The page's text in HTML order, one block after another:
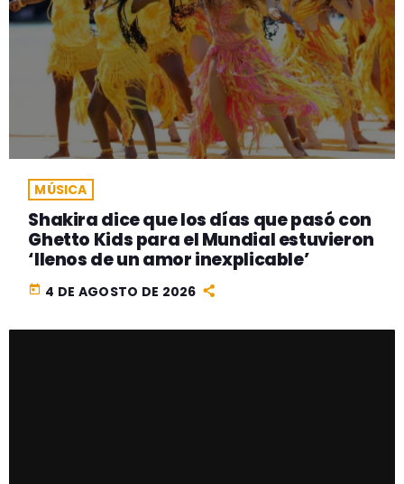
MÚSICA
Shakira dice que los días que pasó con
Ghetto Kids para el Mundial estuvieron
‘llenos de un amor inexplicable’
today 4 DE AGOSTO DE 2026